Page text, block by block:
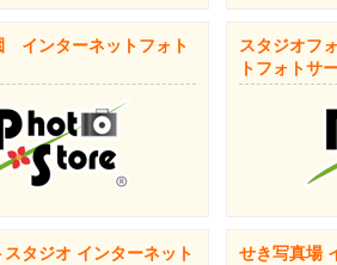
インターネットフォト
スタジオフ
トフォトサ
タジオ インターネット
せき写真場